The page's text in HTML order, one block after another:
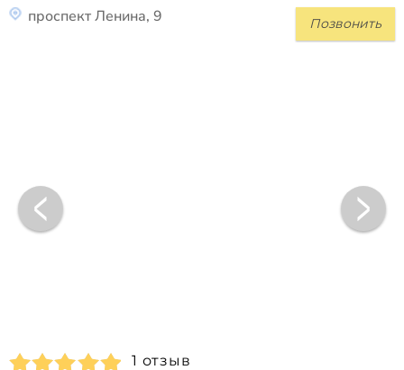
Позвонить
проспект Ленина, 9
1 отзыв